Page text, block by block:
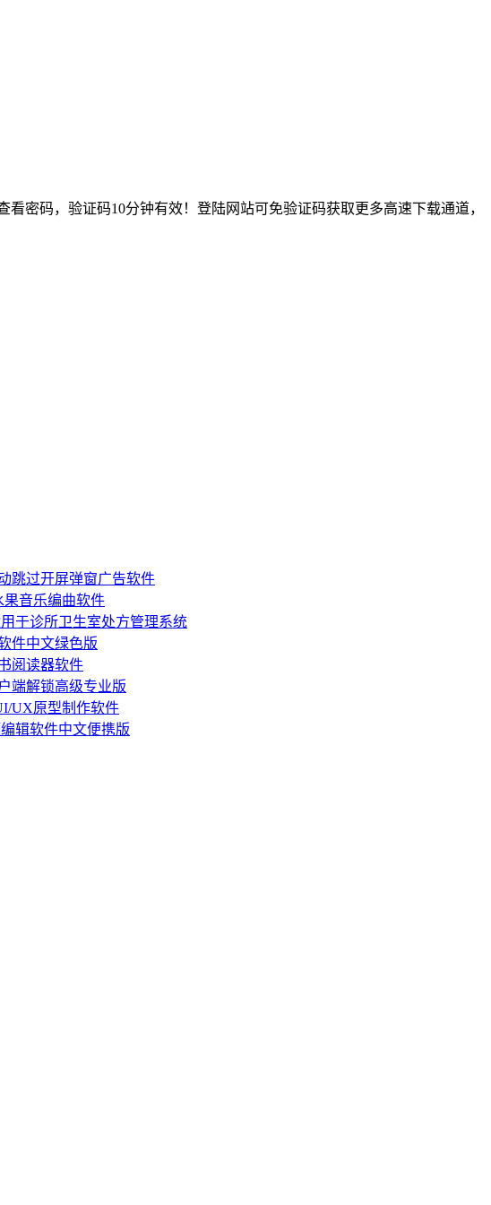
密码，验证码10分钟有效！登陆网站可免验证码获取更多高速下载通道，
跳过开屏弹窗广告软件
果音乐编曲软件
于诊所卫生室处方管理系统
件中文绿色版
阅读器软件
端解锁高级专业版
UX原型制作软件
辑软件中文便携版